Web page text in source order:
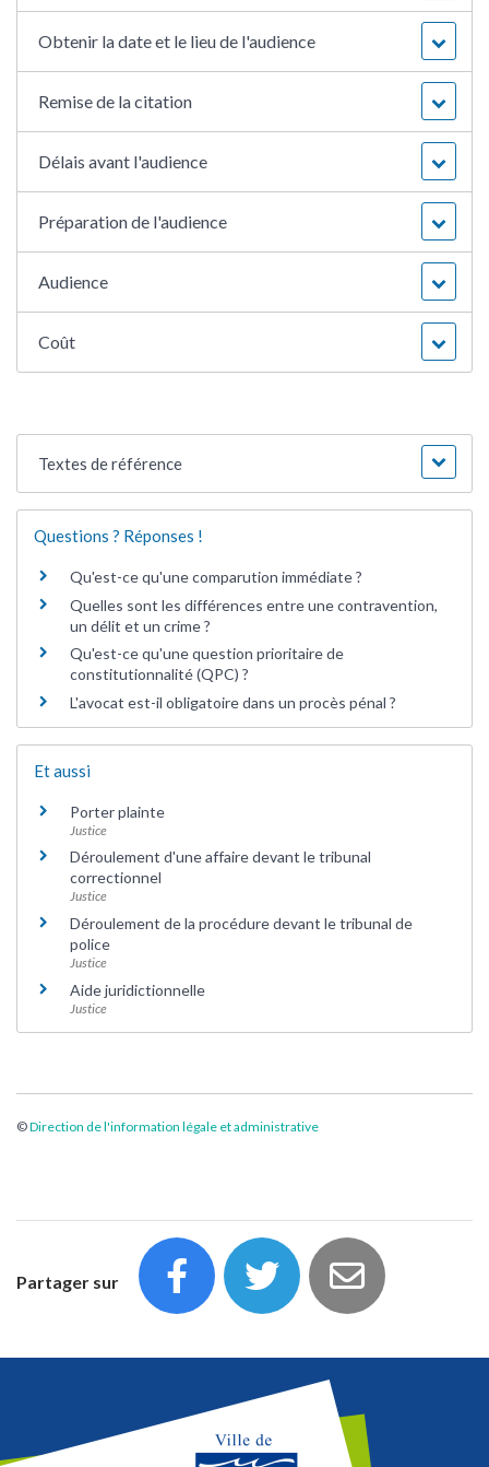
Obtenir la date et le lieu de l'audience
Remise de la citation
Délais avant l'audience
Préparation de l'audience
Audience
Coût
Textes de référence
Questions ? Réponses !
Qu'est-ce qu'une comparution immédiate ?
Quelles sont les différences entre une contravention,
un délit et un crime ?
Qu'est-ce qu'une question prioritaire de
constitutionnalité (QPC) ?
L'avocat est-il obligatoire dans un procès pénal ?
Et aussi
Porter plainte
Justice
Déroulement d'une affaire devant le tribunal
correctionnel
Justice
Déroulement de la procédure devant le tribunal de
police
Justice
Aide juridictionnelle
Justice
©Direction de l'information légale et administrative
Partager sur